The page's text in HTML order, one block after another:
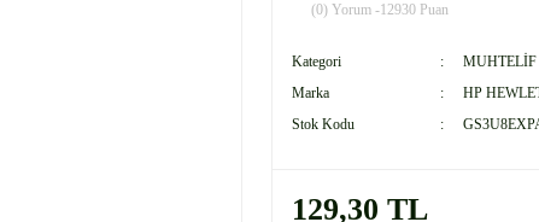
(0) Yorum -12930 Puan
Kategori
MUHTELİF
Marka
HP
Stok Kodu
129,30 TL